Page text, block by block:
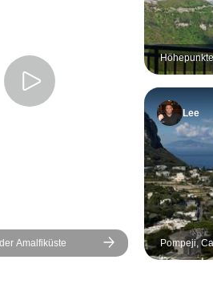
war
war
zu
Amalfiküste
Lee
Pompeji,
Tage